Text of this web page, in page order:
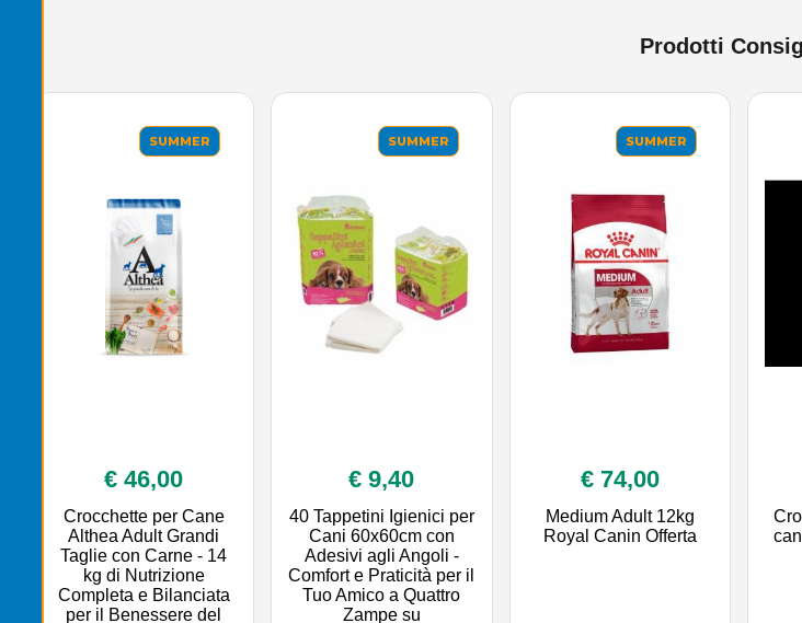
Prodotti
SUMMER
€ 46,00
Crocchette per Cane
Althea Adult Grandi
Taglie con Carne - 14
kg di Nutrizione
Completa e Bilanciata
per il Benessere del
SUMMER
€ 9,40
40 Tappetini Igienici per
Cani 60x60cm con
Adesivi agli Angoli -
Comfort e Praticità per il
Tuo Amico a Quattro
Zampe su
SUMMER
€ 74,00
Medium Adult 12kg
Royal Canin Offerta